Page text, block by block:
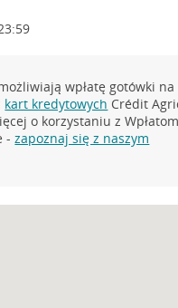
wpłatę gotówki na
kart kredytowych Crédit
o korzystaniu z
-zapoznaj się z naszym